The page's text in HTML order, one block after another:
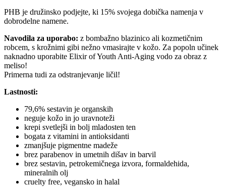
PHB je družinsko podjejte, ki 15% svojega dobička namenja v
dobrodelne namene.
Navodila za uporabo: z bombažno blazinico ali kozmetičnim
robcem, s krožnimi gibi nežno vmasirajte v kožo. Za popoln učinek
naknadno uporabite Elixir of Youth Anti-Aging vodo za obraz z
meliso!
Primerna tudi za odstranjevanje ličil!
Lastnosti:
79,6% sestavin je organskih
neguje kožo in jo uravnoteži
krepi svetlejši in bolj mladosten ten
bogata z vitamini in antioksidanti
zmanjšuje pigmentne madeže
brez parabenov in umetnih dišav in barvil
brez sestavin, petrokemičnega izvora, formaldehida,
mineralnih olj
cruelty free, vegansko in halal